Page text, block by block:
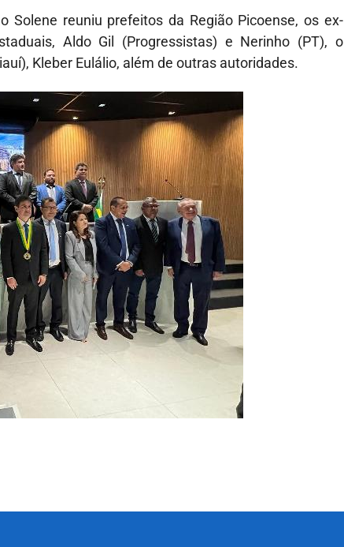
Solene reuniu prefeitos da Região Picoense, os ex-
Aldo Gil (Progressistas) e Nerinho (PT), o
Kleber Eulálio, além de outras autoridades.